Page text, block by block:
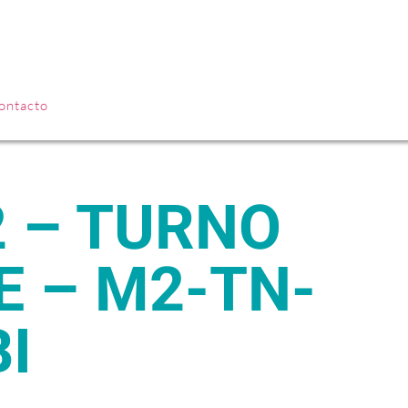
– M2-TN-